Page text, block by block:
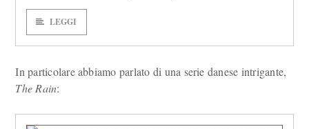
LEGGI
In particolare abbiamo parlato di una serie danese intrigante,
The Rain: